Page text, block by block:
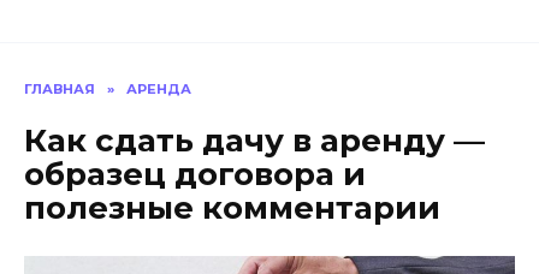
ГЛАВНАЯ » АРЕНДА
Как сдать дачу в аренду —
образец договора и
полезные комментарии